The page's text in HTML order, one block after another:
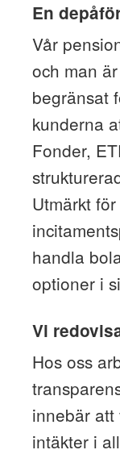
En
Vår
och man
begränsat
kunderna
Fonder,
Utmärkt
handla
optioner i
Vi
Hos oss
innebär
intäkter i